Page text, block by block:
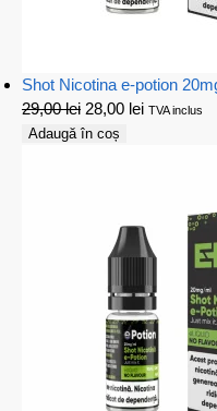
Shot Nicotina e-potion
29,00lei 28,00 lei TVA inclus
Adaugă în coș